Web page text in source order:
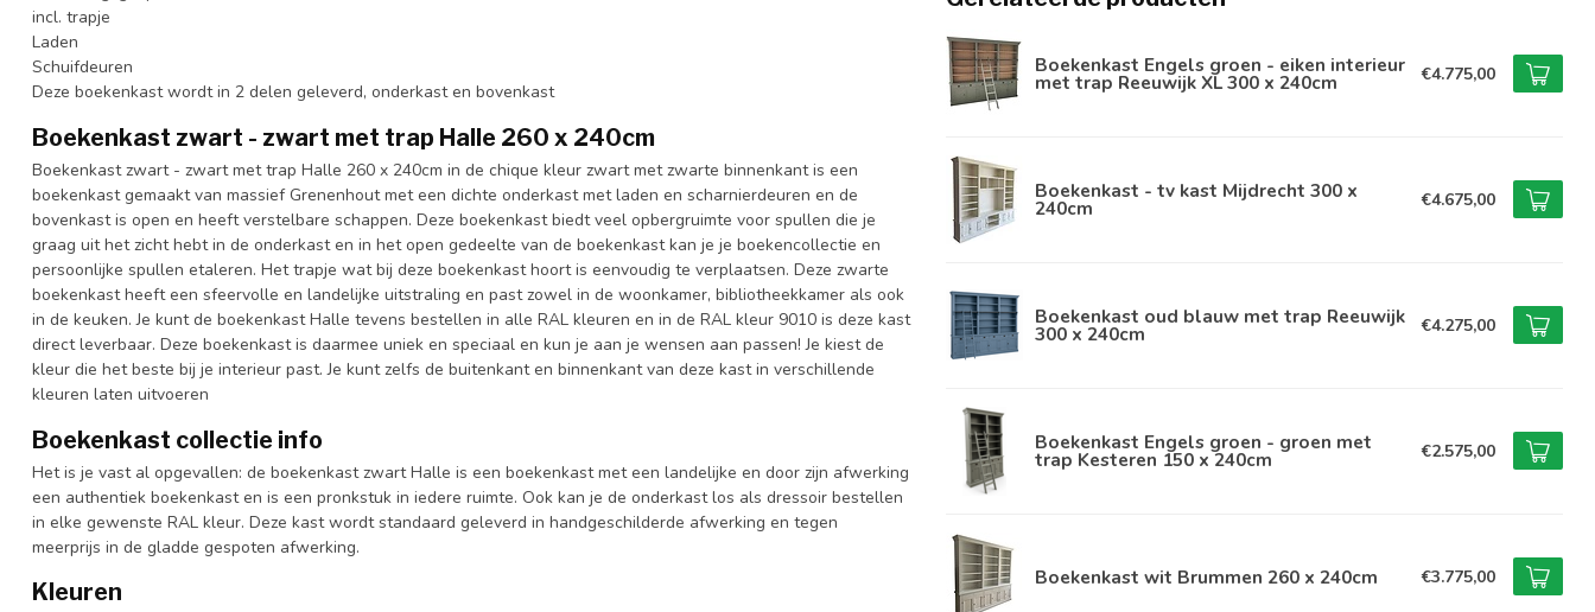
incl. trapje
Laden
Schuifdeuren
Deze boekenkast wordt in 2 delen geleverd, onderkast en bovenkast
Boekenkast zwart - zwart met trap Halle 260 x 240cm
Boekenkast zwart - zwart met trap Halle 260 x 240cm in de chique kleur zwart met zwarte binnenkant is een
boekenkast gemaakt van massief Grenenhout met een dichte onderkast met laden en scharnierdeuren en de
bovenkast is open en heeft verstelbare schappen. Deze boekenkast biedt veel opbergruimte voor spullen die je
graag uit het zicht hebt in de onderkast en in het open gedeelte van de boekenkast kan je je boekencollectie en
persoonlijke spullen etaleren. Het trapje wat bij deze boekenkast hoort is eenvoudig te verplaatsen. Deze zwarte
boekenkast heeft een sfeervolle en landelijke uitstraling en past zowel in de woonkamer, bibliotheekkamer als ook
in de keuken. Je kunt de boekenkast Halle tevens bestellen in alle RAL kleuren en in de RAL kleur 9010 is deze kast
direct leverbaar. Deze boekenkast is daarmee uniek en speciaal en kun je aan je wensen aan passen! Je kiest de
kleur die het beste bij je interieur past. Je kunt zelfs de buitenkant en binnenkant van deze kast in verschillende
kleuren laten uitvoeren
Boekenkast collectie info
Het is je vast al opgevallen: de boekenkast zwart Halle is een boekenkast met een landelijke en door zijn afwerking
een authentiek boekenkast en is een pronkstuk in iedere ruimte. Ook kan je de onderkast los als dressoir bestellen
in elke gewenste RAL kleur. Deze kast wordt standaard geleverd in handgeschilderde afwerking en tegen
meerprijs in de gladde gespoten afwerking.
Kleuren
Boekenkast Engels groen - eiken interieur
met trap Reeuwijk XL 300 x 240cm €4.775,00
Boekenkast - tv kast Mijdrecht 300 x
240cm €4.675,00
Boekenkast oud blauw met trap Reeuwijk
300 x 240cm €4.275,00
Boekenkast Engels groen - groen met
trap Kesteren 150 x 240cm €2.575,00
Boekenkast wit Brummen 260 x 240cm €3.775,00